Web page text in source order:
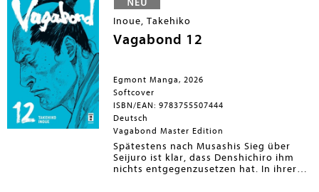
Inoue, Takehiko
Vagabond 12
Egmont Manga, 2026
Softcover
ISBN/EAN: 9783755507444
Deutsch
Vagabond Master Edition
Spätestens nach Musashis Sieg über
Seijuro ist klar, dass Denshichiro ihm
nichts entgegenzusetzen hat. In ihrer